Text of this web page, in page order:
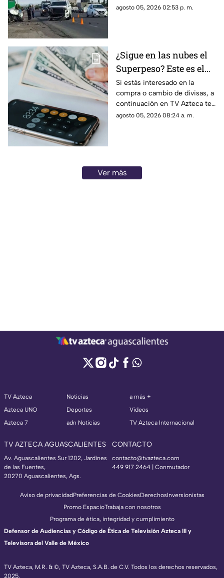
agosto 05, 2026 02:53 p. m.
¿Sigue en las nubes el
Superpeso? Este es el
precio del dólar hoy
miércoles 5 de agosto
en Zacatecas
Si estás interesado en la
compra o cambio de divisas, a
continuación en TV Azteca te
informamos cuál es el precio
agosto 05, 2026 08:24 a. m.
Ver más
TV Azteca
Azteca UNO
Azteca 7
Noticias
Deportes
adn Noticias
a más +
Videos
TV Azteca Internacional
TV AZTECA AGUASCALIENTES
Av. Aguascalientes Sur 1202, Jardines
de las Fuentes,
20270 Aguascalientes, Ags.
CONTACTO
contacto@tvazteca.com
449 917 2464 | Conmutador
TV Azteca, M.R. & ©, TV Azteca, S.A.B. de C.V. Todos los derechos reservados,
2025.
Aviso de privacidadPreferencias de CookiesDerechosInversionistas
Promo EspacioTrabaja con nosotros
Programa de ética, integridad y cumplimiento
Defensor de Audiencias y Código de Ética de Televisión Azteca III y
Televisora del Valle de México